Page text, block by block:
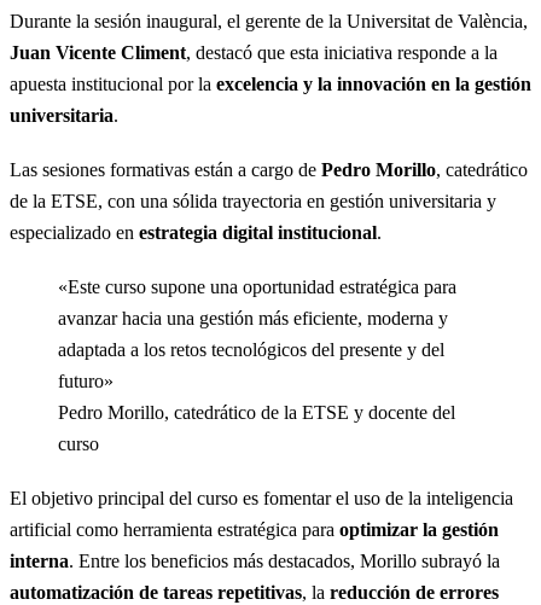
Durante la sesión inaugural, el gerente de la Universitat de València,
Juan Vicente Climent, destacó que esta iniciativa responde a la
apuesta institucional por la excelencia y la innovación en la gestión
universitaria.
Las sesiones formativas están a cargo de Pedro Morillo, catedrático
de la ETSE, con una sólida trayectoria en gestión universitaria y
especializado en estrategia digital institucional.
«Este curso supone una oportunidad estratégica para
avanzar hacia una gestión más eficiente, moderna y
adaptada a los retos tecnológicos del presente y del
futuro»
Pedro Morillo, catedrático de la ETSE y docente del
curso
El objetivo principal del curso es fomentar el uso de la inteligencia
artificial como herramienta estratégica para optimizar la gestión
interna. Entre los beneficios más destacados, Morillo subrayó la
automatización de tareas repetitivas, la reducción de errores